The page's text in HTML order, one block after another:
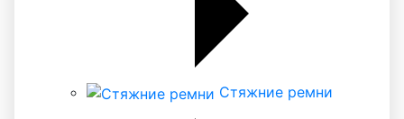
Стяжние ремни